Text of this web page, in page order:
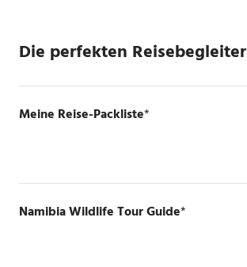
Die perfekten Reisebegleiter
Meine Reise-Packliste*
Namibia Wildlife Tour Guide*